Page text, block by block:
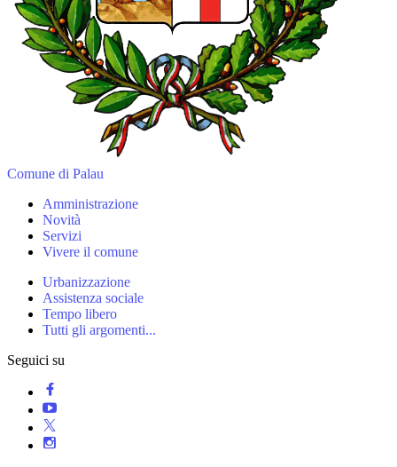
Comune di Palau
Amministrazione
Novità
Servizi
Vivere il comune
Urbanizzazione
Assistenza sociale
Tempo libero
Tutti gli argomenti...
Seguici su